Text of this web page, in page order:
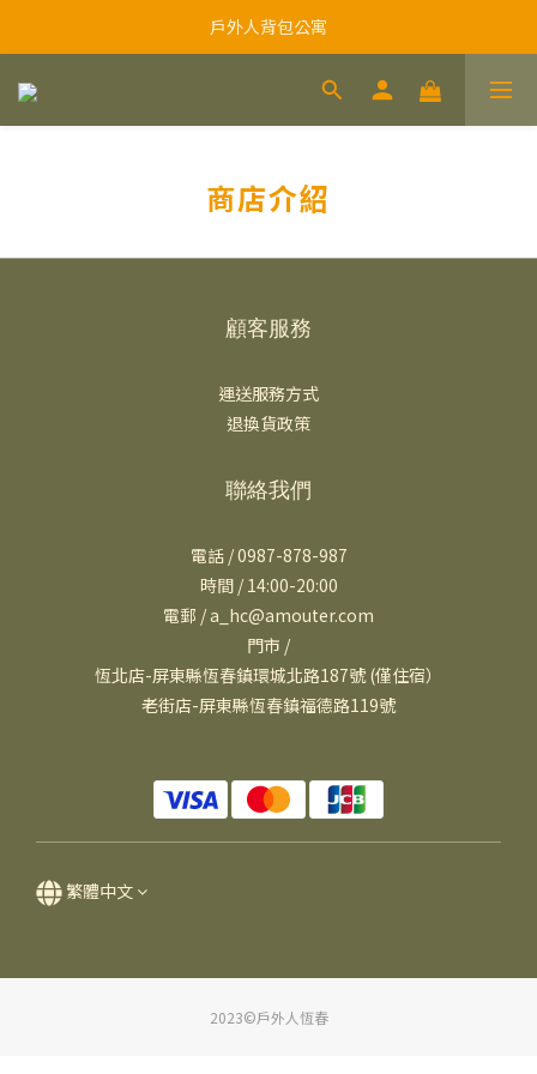
戶外人背包公寓
商店介紹
顧客服務
運送服務方式
退換貨政策
聯絡我們
電話 / 0987-878-987
時間 / 14:00-20:00
電郵 / a_hc@amouter.com
門市 /
恆北店-屏東縣恆春鎮環城北路187號 (僅住宿）
老街店-屏東縣恆春鎮福德路119號
繁體中文
2023©戶外人恆春